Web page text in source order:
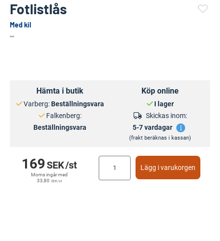
Fotlistlås
Med kil
Hämta i butik
Varberg: Beställningsvara
Falkenberg:
Beställningsvara
Köp online
I lager
Skickas inom:
5-7 vardagar
(frakt beräknas i kassan)
169SEK/st
Moms ingår med
33,80 SEK/st
Lägg i varukorgen